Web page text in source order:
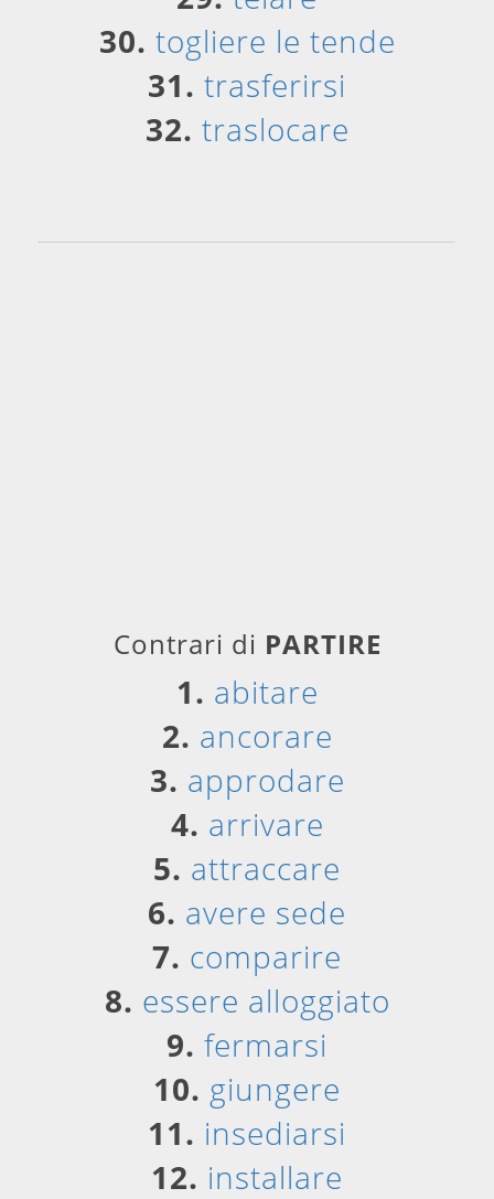
30. togliere le tende
31. trasferirsi
32. traslocare
Contrari di PARTIRE
1. abitare
2. ancorare
3. approdare
4. arrivare
5. attraccare
6. avere sede
7. comparire
8. essere alloggiato
9. fermarsi
10. giungere
11. insediarsi
12. installare